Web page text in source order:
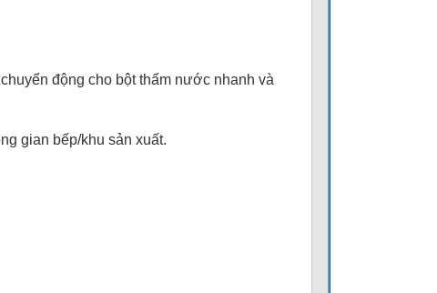
động cho bột thấm nước nhanh và
gian bếp/khu sản xuất.